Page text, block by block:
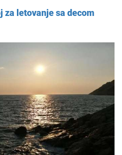
za letovanje sa decom